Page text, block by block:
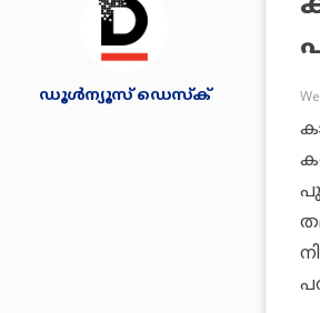
ഡൂള്‍ന്യൂസ് ഡെസ്‌ക്